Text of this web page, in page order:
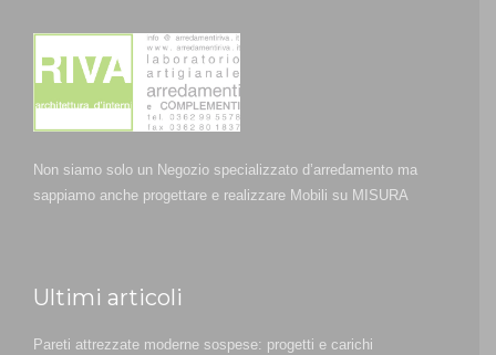
Non siamo solo un Negozio specializzato d’arredamento ma
sappiamo anche progettare e realizzare Mobili su MISURA
Ultimi articoli
Pareti attrezzate moderne sospese: progetti e carichi